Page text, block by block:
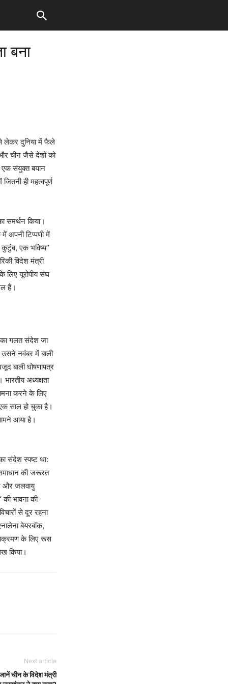
बना
से लेकर दुनिया में फैले
चीन जैसे देशों को
एक संयुक्त बयान
ही महत्वपूर्ण
समर्थन किया।
अपनी टिप्पणी में
एक भविष्य’’
विदेश मंत्री
लिए यूरोपीय संघ
हैं।
गलत संदेश जा
उसने नवंबर में बाली
बाली घोषणापत्र
अध्यक्षता
करने के लिए
साल हो चुका है।
आया है।
संदेश स्पष्ट था:
की जरूरत
और जलवायु
की भावना की
से दूर रहना
बेयरबॉक,
आक्रमण के लिए रूस
किया।
Next article
चीन के विदेश मंत्री